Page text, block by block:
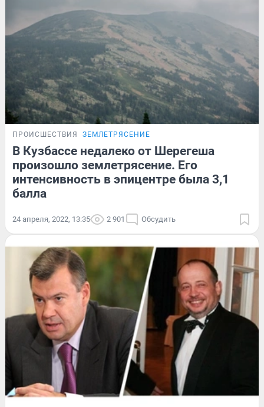
ПРОИСШЕСТВИЯ ЗЕМЛЕТРЯСЕНИЕ
В Кузбассе недалеко от Шерегеша
произошло землетрясение. Его
интенсивность в эпицентре была 3,1
балла
24 апреля, 2022, 13:35 2 901 Обсудить